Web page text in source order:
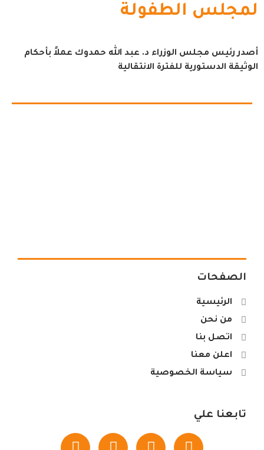
لمجلس الطفولة
أصدر رئيس مجلس الوزراء د. عبد الله حمدوك عملاً بأحكام
الوثيقة الدستورية للفترة الانتقالية
الصفحات
الرئيسية
من نحن
اتصل بنا
اعلن معنا
سياسة الخصوصية
تابعنا علي